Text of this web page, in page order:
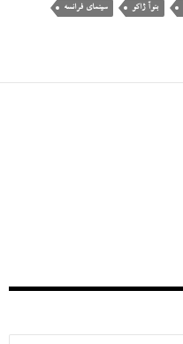
بنوآ ژاکو سینمای فرانسه